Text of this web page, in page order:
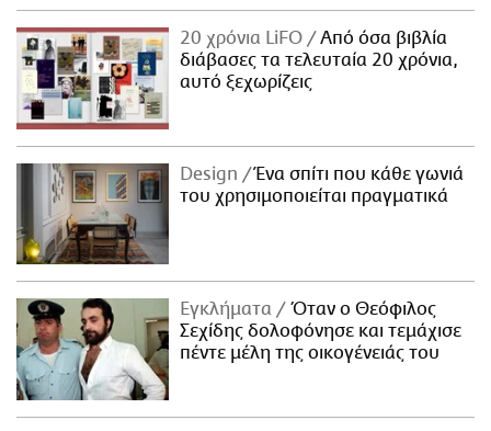
20 χρόνια LiFO
Από όσα βιβλία
διάβασες τα τελευταία 20 χρόνια,
αυτό ξεχωρίζεις
Design
Ένα σπίτι που κάθε γωνιά
του χρησιμοποιείται πραγματικά
Εγκλήματα
Όταν ο Θεόφιλος
Σεχίδης δολοφόνησε και τεμάχισε
πέντε μέλη της οικογένειάς του